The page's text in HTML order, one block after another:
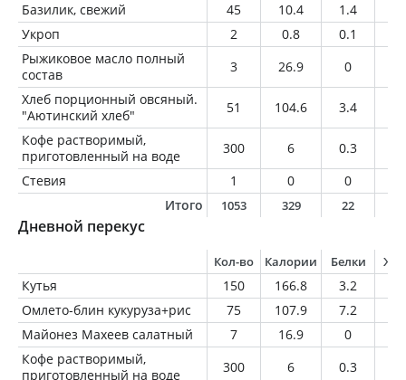
Базилик, свежий
45 10.4 1.4
Укроп
2 0.8 0.1
Рыжиковое масло полный
состав
3 26.9 0
Хлеб порционный овсяный.
"Аютинский хлеб"
51 104.6 3.4
Кофе растворимый,
приготовленный на воде
300 6 0.3
Стевия
1 0 0
Итого
1053 329 22
Дневной перекус
Кол-во Калории Белки
Кутья 150 166.8 3.2
Омлето-блин кукуруза+рис
75 107.9 7.2
Майонез Махеев салатный
7 16.9 0
Кофе растворимый,
приготовленный на воде
300 6 0.3